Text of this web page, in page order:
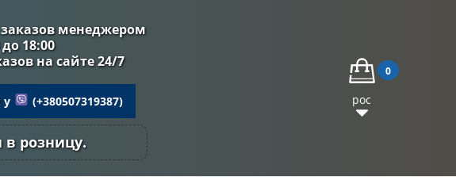
менеджером
до 18:00
на сайте 24/7
у (+380507319387)
в розницу.
0
рос